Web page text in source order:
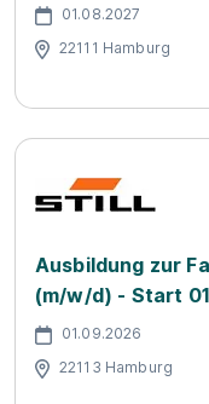
01.08.2027
22111 Hamburg
Ausbildung zur
(m/w/d) - Start
01.09.2026
22113 Hamburg